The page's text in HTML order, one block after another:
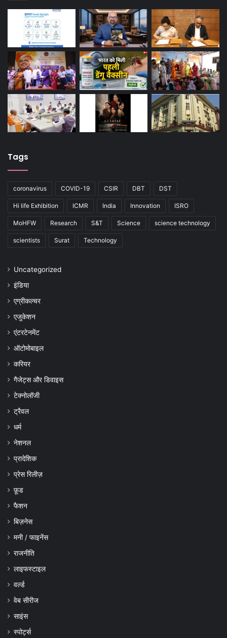
Tags
coronavirus COVID-19 CSIR DBT DST
Hi life Exhibition ICMR India Innovation ISRO
MoHFW Research S&T Science science technology
scientists Surat Technology
Uncategorized
इंडिया
एग्रीकल्चर
एजुकेशन
एंटरटेनमेंट
ऑटोमोबाइल
करियर
गैजेट्स और डिवाइस
टेक्नोलॉजी
ट्रैवल
धर्म
नेशनल
प्रादेशिक
प्रेस रिलीज़
फ़ूड
फैशन
बिज़नेस
मनी / फाइनेंस
राजनीति
लाइफस्टाइल
वर्ल्ड
वेब सीरीज
साइंस
स्पोर्ट्स